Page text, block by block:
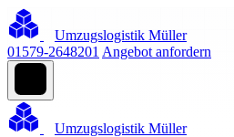
Umzugslogistik Müller
01579-2648201 Angebot anfordern
Umzugslogistik Müller